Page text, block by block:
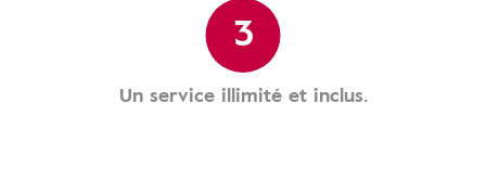
3
Un service illimité et inclus.